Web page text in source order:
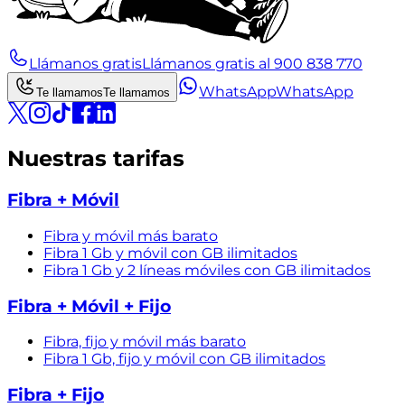
Llámanos gratisLlámanos gratis al 900 838 770
Te llamamosTe llamamos WhatsAppWhatsApp
Nuestras tarifas
Fibra + Móvil
Fibra y móvil más barato
Fibra 1 Gb y móvil con GB ilimitados
Fibra 1 Gb y 2 líneas móviles con GB ilimitados
Fibra + Móvil + Fijo
Fibra, fijo y móvil más barato
Fibra 1 Gb, fijo y móvil con GB ilimitados
Fibra + Fijo